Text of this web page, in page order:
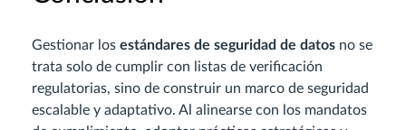
Gestionar los estándares de seguridad de datos no se
trata solo de cumplir con listas de verificación
regulatorias, sino de construir un marco de seguridad
escalable y adaptativo. Al alinearse con los mandatos